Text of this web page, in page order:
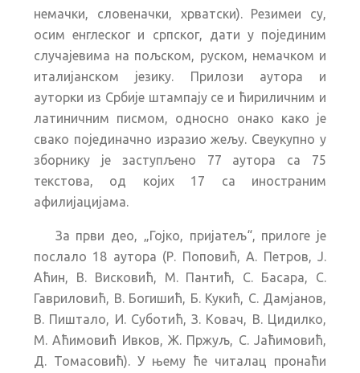
немачки, словеначки, хрватски). Резимеи су,
осим енглеског и српског, дати у појединим
случајевима на пољском, руском, немачком и
италијанском језику. Прилози аутора и
ауторки из Србије штампају се и ћириличним и
латиничним писмом, односно онако како је
свако појединачно изразио жељу. Свеукупно у
зборнику је заступљено 77 аутора са 75
текстова, од којих 17 са иностраним
афилијацијама.
За први део, „Гојко, пријатељ“, прилоге је
послало 18 аутора (Р. Поповић, А. Петров, Ј.
Аћин, В. Висковић, М. Пантић, С. Басара, С.
Гавриловић, В. Богишић, Б. Кукић, С. Дамјанов,
В. Пиштало, И. Суботић, З. Ковач, В. Цидилко,
М. Аћимовић Ивков, Ж. Пржуљ, С. Јаћимовић,
Д. Томасовић). У њему ће читалац пронаћи